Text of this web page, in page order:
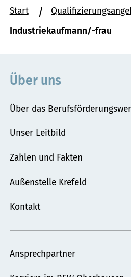
Sie
sich
Start
Industriekaufmann/-frau
Über uns
Über das
Unser Leitbild
Zahlen und Fakten
Außenstelle Krefeld
Kontakt
Ansprechpartner